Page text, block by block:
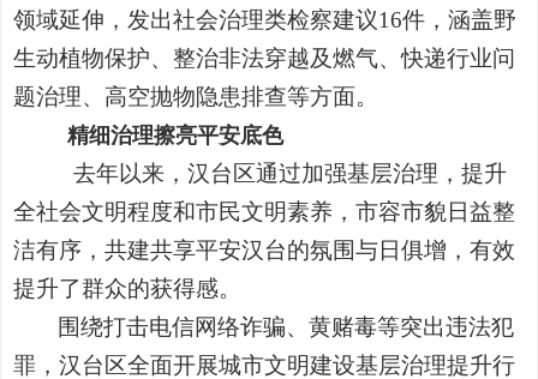
领域延伸，发出社会治理类检察建议16件，涵盖野
生动植物保护、整治非法穿越及燃气、快递行业问
题治理、高空抛物隐患排查等方面。
精细治理擦亮平安底色
去年以来，汉台区通过加强基层治理，提升
全社会文明程度和市民文明素养，市容市貌日益整
洁有序，共建共享平安汉台的氛围与日俱增，有效
提升了群众的获得感。
围绕打击电信网络诈骗、黄赌毒等突出违法犯
罪，汉台区全面开展城市文明建设基层治理提升行